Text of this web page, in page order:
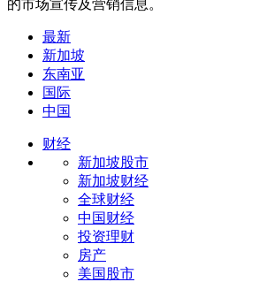
的市场宣传及营销信息。
最新
新加坡
东南亚
国际
中国
财经
新加坡股市
新加坡财经
全球财经
中国财经
投资理财
房产
美国股市